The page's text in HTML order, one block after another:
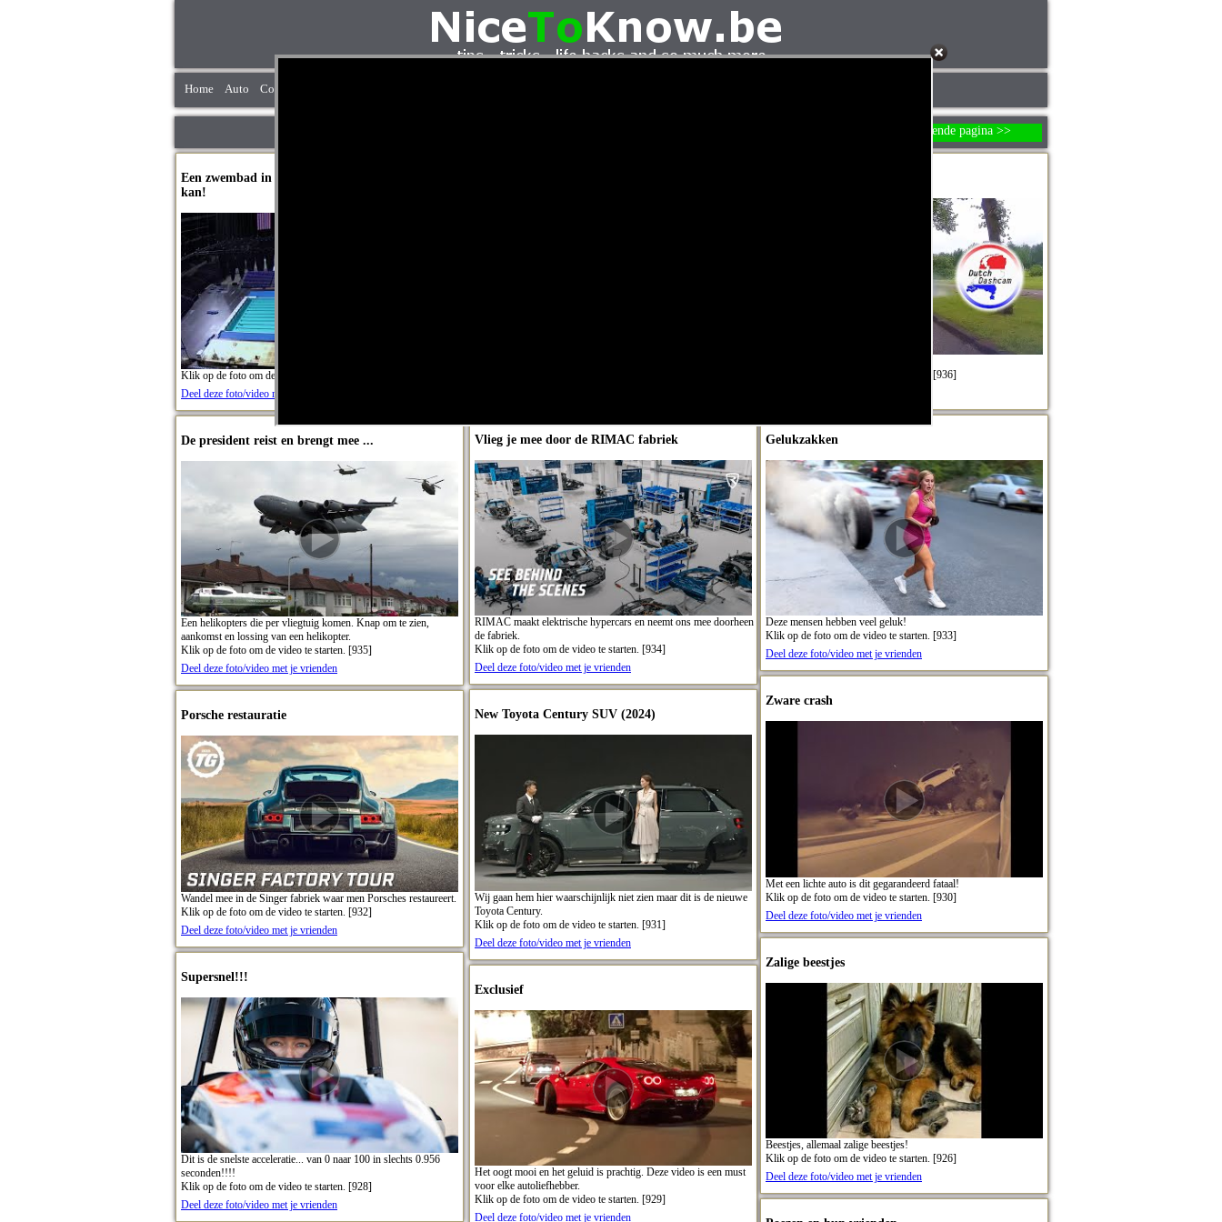
Home Auto Computer
>> volgende pagina >>
Een zwembad in een voelbalstadion bouwen, het
kan!
Klik op de foto om de video te starten. [938]
Deel deze foto/video met je vrienden
De president reist en brengt mee ...
Een helikopters die per vliegtuig komen. Knap om te zien,
aankomst en lossing van een helikopter.
Klik op de foto om de video te starten. [935]
Deel deze foto/video met je vrienden
Porsche restauratie
Wandel mee in de Singer fabriek waar men Porsches restaureert.
Klik op de foto om de video te starten. [932]
Deel deze foto/video met je vrienden
Supersnel!!!
Dit is de snelste acceleratie... van 0 naar 100 in slechts 0.956
seconden!!!!
Klik op de foto om de video te starten. [928]
Deel deze foto/video met je vrienden
Vlieg je mee door de RIMAC fabriek
RIMAC maakt elektrische hypercars en neemt ons mee doorheen
de fabriek.
Klik op de foto om de video te starten. [934]
Deel deze foto/video met je vrienden
New Toyota Century SUV (2024)
Wij gaan hem hier waarschijnlijk niet zien maar dit is de nieuwe
Toyota Century.
Klik op de foto om de video te starten. [931]
Deel deze foto/video met je vrienden
Exclusief
Het oogt mooi en het geluid is prachtig. Deze video is een must
voor elke autoliefhebber.
Klik op de foto om de video te starten. [929]
Deel deze foto/video met je vrienden
Klik op de foto om de video te starten. [936]
Gelukzakken
Deze mensen hebben veel geluk!
Klik op de foto om de video te starten. [933]
Deel deze foto/video met je vrienden
Zware crash
Met een lichte auto is dit gegarandeerd fataal!
Klik op de foto om de video te starten. [930]
Deel deze foto/video met je vrienden
Zalige beestjes
Beestjes, allemaal zalige beestjes!
Klik op de foto om de video te starten. [926]
Deel deze foto/video met je vrienden